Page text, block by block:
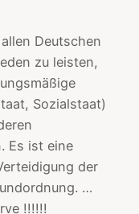
Deutschen
zu leisten,
Sozialstaat)
Es ist eine
der
…
!!!!!!